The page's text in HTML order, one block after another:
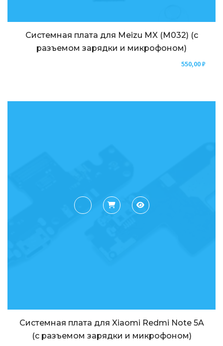
Системная плата для Meizu MX (M032) (с
разъемом зарядки и микрофоном)
550,00₽
Системная плата для Xiaomi Redmi Note 5A
(с разъемом зарядки и микрофоном)